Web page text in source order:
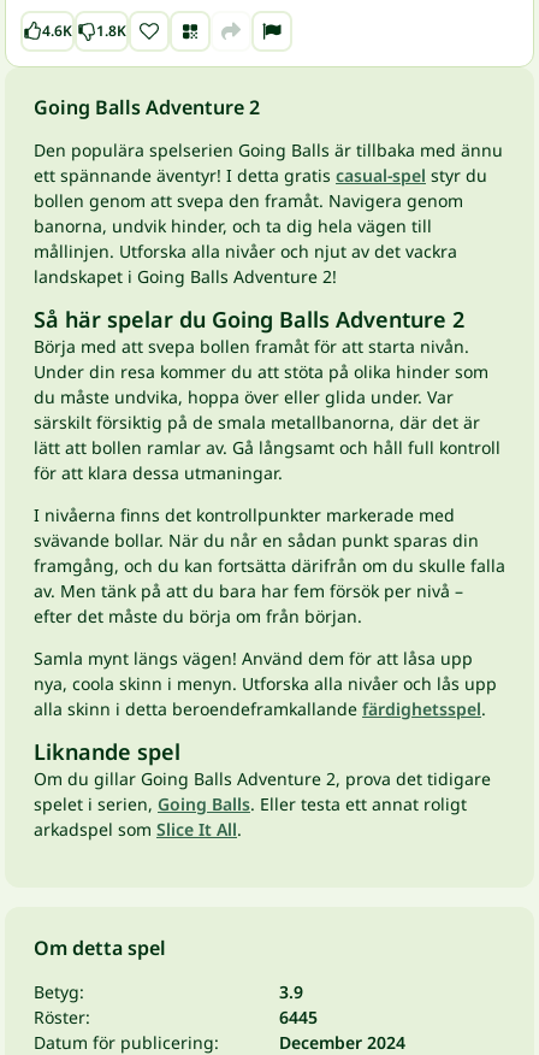
4.6K 1.8K
Going Balls Adventure 2
Den populära spelserien Going Balls är tillbaka med ännu
ett spännande äventyr! I detta gratis casual-spel styr du
bollen genom att svepa den framåt. Navigera genom
banorna, undvik hinder, och ta dig hela vägen till
mållinjen. Utforska alla nivåer och njut av det vackra
landskapet i Going Balls Adventure 2!
Så här spelar du Going Balls Adventure 2
Börja med att svepa bollen framåt för att starta nivån.
Under din resa kommer du att stöta på olika hinder som
du måste undvika, hoppa över eller glida under. Var
särskilt försiktig på de smala metallbanorna, där det är
lätt att bollen ramlar av. Gå långsamt och håll full kontroll
för att klara dessa utmaningar.
I nivåerna finns det kontrollpunkter markerade med
svävande bollar. När du når en sådan punkt sparas din
framgång, och du kan fortsätta därifrån om du skulle falla
av. Men tänk på att du bara har fem försök per nivå –
efter det måste du börja om från början.
Samla mynt längs vägen! Använd dem för att låsa upp
nya, coola skinn i menyn. Utforska alla nivåer och lås upp
alla skinn i detta beroendeframkallande färdighetsspel.
Liknande spel
Om du gillar Going Balls Adventure 2, prova det tidigare
spelet i serien, Going Balls. Eller testa ett annat roligt
arkadspel som Slice It All.
Om detta spel
Betyg:
3.9
Röster:
6445
Datum för publicering:
December 2024